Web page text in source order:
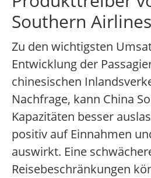
Southern Airlines
Zu den wichtigsten
Entwicklung der
chinesischen
Nachfrage, kann China
Kapazitäten besser
positiv auf Einnahmen
auswirkt. Eine
Reisebeschränkungen